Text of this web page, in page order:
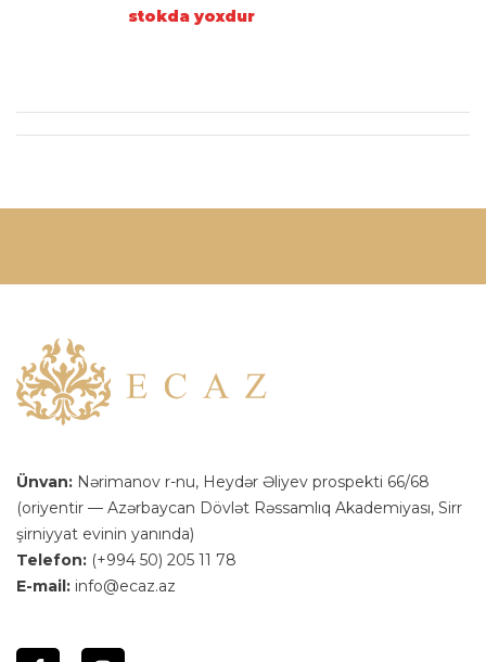
stokda yoxdur
Ünvan: Nərimanov r-nu, Heydər Əliyev prospekti 66/68
(oriyentir — Azərbaycan Dövlət Rəssamlıq Akademiyası, Sirr
şirniyyat evinin yanında)
Telefon: (+994 50) 205 11 78
E-mail: info@ecaz.az